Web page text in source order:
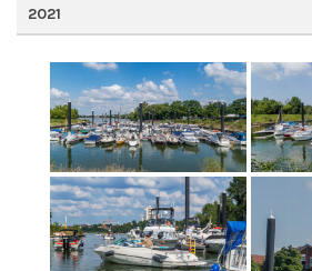
2021